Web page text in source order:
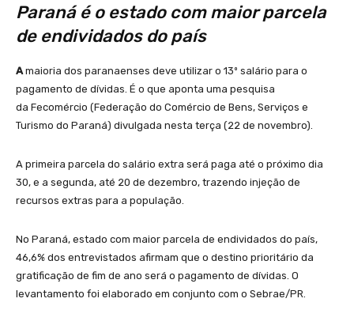
Paraná é o estado com maior parcela
de endividados do país
A maioria dos paranaenses deve utilizar o 13º salário para o
pagamento de dívidas. É o que aponta uma pesquisa
da Fecomércio (Federação do Comércio de Bens, Serviços e
Turismo do Paraná) divulgada nesta terça (22 de novembro).
A primeira parcela do salário extra será paga até o próximo dia
30, e a segunda, até 20 de dezembro, trazendo injeção de
recursos extras para a população.
No Paraná, estado com maior parcela de endividados do país,
46,6% dos entrevistados afirmam que o destino prioritário da
gratificação de fim de ano será o pagamento de dívidas. O
levantamento foi elaborado em conjunto com o Sebrae/PR.